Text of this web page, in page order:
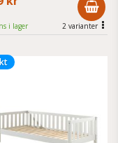
i lager 2 varianter